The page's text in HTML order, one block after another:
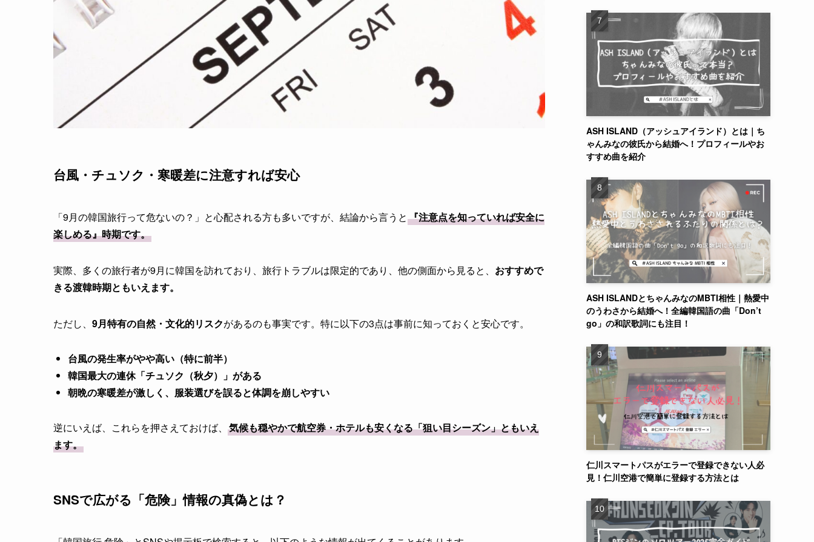
台風・チュソク・寒暖差に注意すれば安心
「9月の韓国旅行って危ないの？」と心配される方も多いですが、結論から言うと 『注意点を知っていれば安全に
楽しめる』時期です。
実際、多くの旅行者が9月に韓国を訪れており、旅行トラブルは限定的であり、他の側面から見ると、 おすすめで
きる渡韓時期ともいえます。
ただし、 9月特有の自然・文化的リスクがあるのも事実です。特に以下の3点は事前に知っておくと安心です。
台風の発生率がやや高い（特に前半）
韓国最大の連休「チュソク（秋夕）」がある
朝晩の寒暖差が激しく、服装選びを誤ると体調を崩しやすい
逆にいえば、これらを押さえておけば、 気候も穏やかで航空券・ホテルも安くなる「狙い目シーズン」ともいえ
ます。
SNSで広がる「危険」情報の真偽とは？
ASH ISLAND（アッシュアイランド）とは｜ち
ゃんみなの彼氏から結婚へ！プロフィールやお
すすめ曲を紹介
ASH ISLANDとちゃんみなのMBTI相性｜熱愛中
のうわさから結婚へ！全編韓国語の曲「Don’t
go」の和訳歌詞にも注目！
仁川スマートパスがエラーで登録できない人必
見！仁川空港で簡単に登録する方法とは